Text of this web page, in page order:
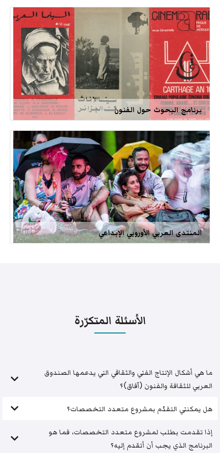
برنامج البحوث حول الفنون
المنتدى العربي الأوروبي الإبداعي
الأسئلة المتكرّرة
ما هي أشكال الإنتاج الفني والثقافي التي يدعمها الصندوق
العربي للثقافة والفنون (آفاق)؟
هل يمكنني التقدّم بمشروع متعدد التخصصات؟
إذا تقدمت بطلب لمشروع متعدد التخصصات، فما هو
البرنامج الذي يجب أن أتقدم إليه؟